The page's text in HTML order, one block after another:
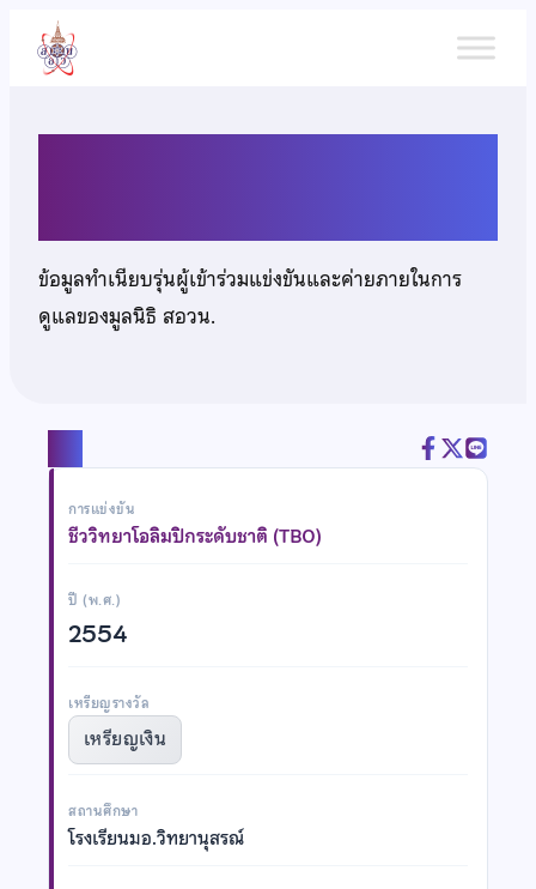
เนื้อหา
ข้อมูลทำเนียบรุ่นผู้เข้าร่วมแข่งขันและค่ายภายในการ
ดูแลของมูลนิธิ สอวน.
การแข่งขัน
ชีววิทยาโอลิมปิกระดับชาติ (TBO)
ปี (พ.ศ.)
2554
เหรียญรางวัล
เหรียญเงิน
สถานศึกษา
โรงเรียนมอ.วิทยานุสรณ์